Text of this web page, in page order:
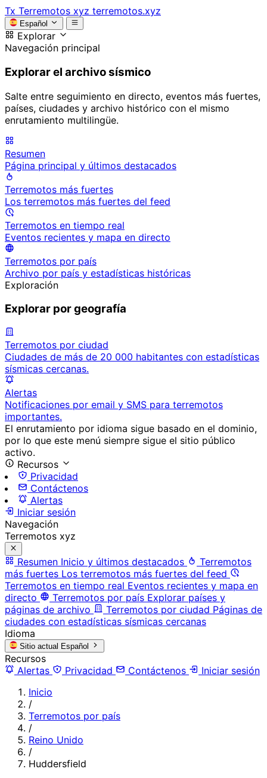
Tx Terremotos xyz terremotos.xyz
Español
Explorar
Navegación principal
Explorar el archivo sísmico
Salte entre seguimiento en directo, eventos más fuertes,
países, ciudades y archivo histórico con el mismo
enrutamiento multilingüe.
Resumen
Página principal y últimos destacados
Terremotos más fuertes
Los terremotos más fuertes del feed
Terremotos en tiempo real
Eventos recientes y mapa en directo
Terremotos por país
Archivo por país y estadísticas históricas
Exploración
Explorar por geografía
Terremotos por ciudad
Ciudades de más de 20 000 habitantes con estadísticas
sísmicas cercanas.
Alertas
Notificaciones por email y SMS para terremotos
importantes.
El enrutamiento por idioma sigue basado en el dominio,
por lo que este menú siempre sigue el sitio público
activo.
Recursos
Privacidad
Contáctenos
Alertas
Iniciar sesión
Navegación
Terremotos xyz
Resumen Inicio y últimos destacados
Terremotos
más fuertes Los terremotos más fuertes del feed
Terremotos en tiempo real Eventos recientes y mapa en
directo
Terremotos por país Explorar países y
páginas de archivo
Terremotos por ciudad Páginas de
ciudades con estadísticas sísmicas cercanas
Idioma
Sitio actual Español
Recursos
Alertas
Privacidad Contáctenos
Iniciar sesión
Inicio
/
Terremotos por país
/
Reino Unido
/
Huddersfield